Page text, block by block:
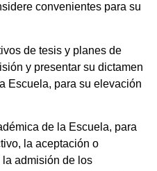
convenientes para su
de tesis y planes de
y presentar su dictamen
Escuela, para su elevación
de la Escuela, para
la aceptación o
admisión de los